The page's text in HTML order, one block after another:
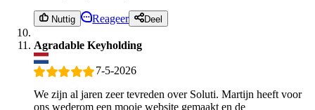
Nuttig Reageer Deel
Agradable Keyholding
7-5-2026
We zijn al jaren zeer tevreden over Soluti. Martijn heeft voor
ons wederom een mooie website gemaakt en de